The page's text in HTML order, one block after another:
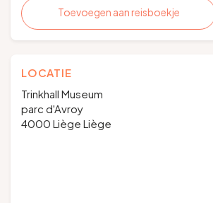
Toevoegen aan reisboekje
LOCATIE
Trinkhall Museum
parc d'Avroy
4000 Liège Liège